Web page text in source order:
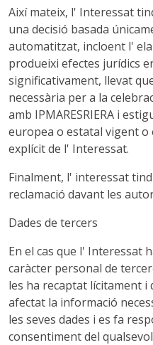
Així mateix, l' Interessat
una decisió basada
automatitzat, incloent l'
produeixi efectes jurídics
significativament, llevat
necessària per a la
amb IPMARESRIERA i
europea o estatal vigent o
explícit de l' Interessat.
Finalment, l' interessat
reclamació davant les
Dades de tercers
En el cas que l' Interessat
caràcter personal de
les ha recaptat lícitament
afectat la informació
les seves dades i es fa
consentiment del